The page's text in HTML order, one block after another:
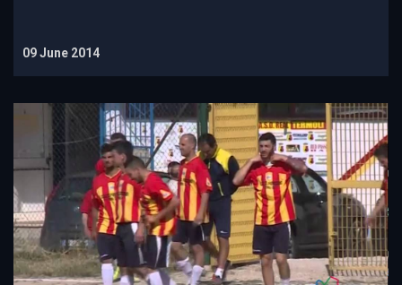
09 June 2014